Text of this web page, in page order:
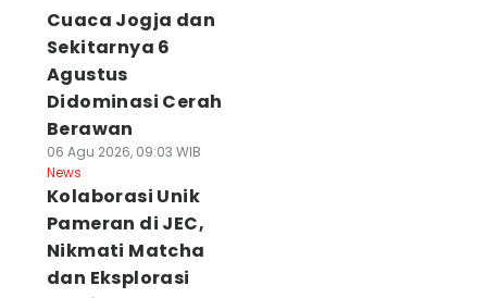
Cuaca Jogja dan
Sekitarnya 6
Agustus
Didominasi Cerah
Berawan
06 Agu 2026, 09:03 WIB
News
Kolaborasi Unik
Pameran di JEC,
Nikmati Matcha
dan Eksplorasi